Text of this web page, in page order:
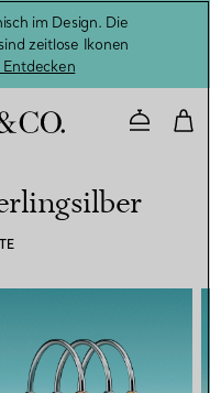
im Design. Die
zeitlose Ikonen